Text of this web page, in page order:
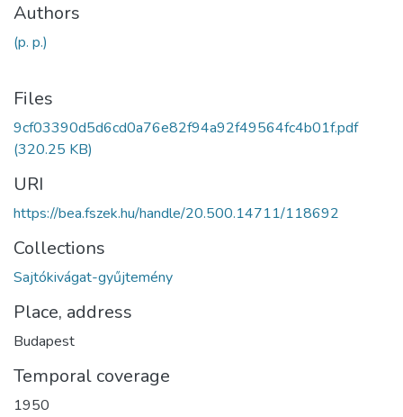
Authors
(p. p.)
Files
9cf03390d5d6cd0a76e82f94a92f49564fc4b01f.pdf
(320.25 KB)
URI
https://bea.fszek.hu/handle/20.500.14711/118692
Collections
Sajtókivágat-gyűjtemény
Place, address
Budapest
Temporal coverage
1950